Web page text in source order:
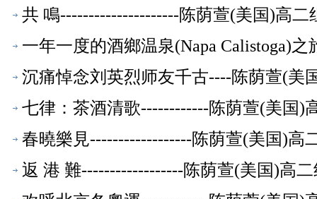
共 鳴---------------------陈荫萱(美国)高二
一年一度的酒鄉温泉(Napa Calistoga)
沉痛悼念刘英烈师友千古----陈荫萱(美
七律：茶酒清歌------------陈荫萱(美国)
春曉樂見------------------陈荫萱(美国)高
返 港 難------------------陈荫萱(美国)高